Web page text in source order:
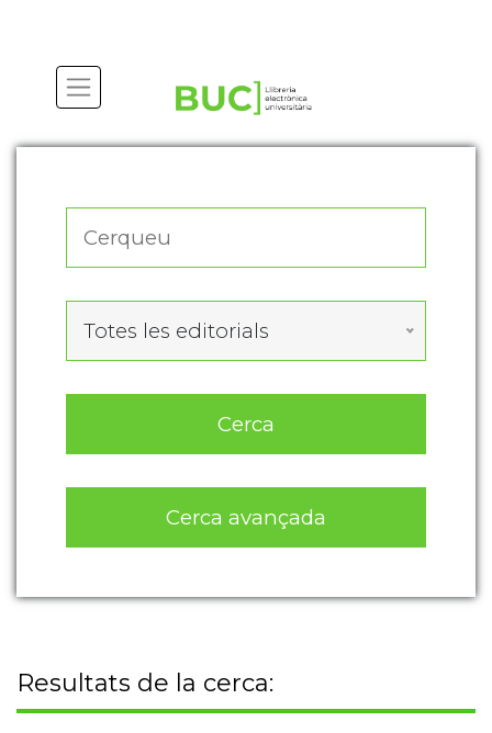
Totes les editorials
Cerca
Cerca avançada
Resultats de la cerca: